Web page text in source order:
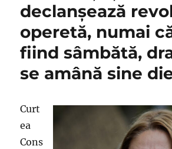
declanşează
operetă, numai
fiind sâmbătă,
se amână sine
Curt
ea
Cons